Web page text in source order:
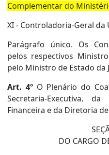
Complementar do
XI - Controladoria-Geral da
Parágrafo único. Os
pelos respectivos
pelo Ministro de Estado da
Art. 4º O Plenário do
Secretaria-Executiva,
Financeira e da Diretoria
DO CARGO